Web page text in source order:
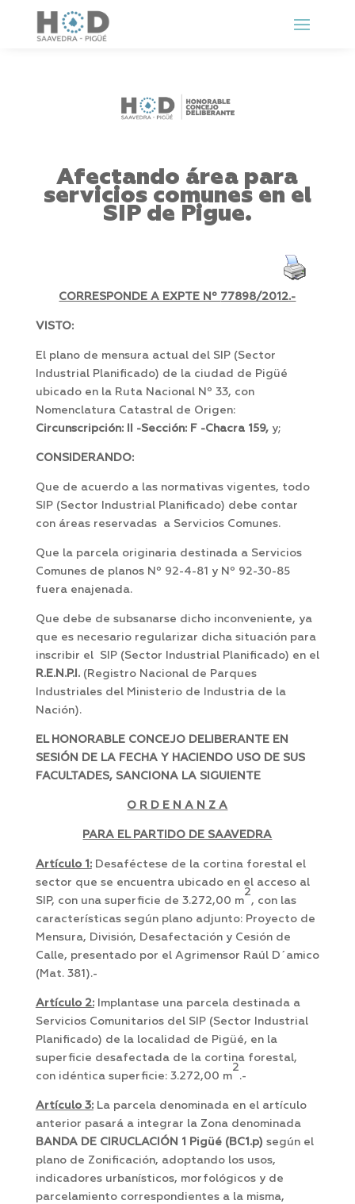
Afectando área para
servicios comunes en el
SIP de Pigue.
CORRESPONDE A EXPTE Nº 77898/2012.-
VISTO:
El plano de mensura actual del SIP (Sector
Industrial Planificado) de la ciudad de Pigüé
ubicado en la Ruta Nacional Nº 33, con
Nomenclatura Catastral de Origen:
Circunscripción: II -Sección: F -Chacra 159, y;
CONSIDERANDO:
Que de acuerdo a las normativas vigentes, todo
SIP (Sector Industrial Planificado) debe contar
con áreas reservadas a Servicios Comunes.
Que la parcela originaria destinada a Servicios
Comunes de planos Nº 92-4-81 y Nº 92-30-85
fuera enajenada.
Que debe de subsanarse dicho inconveniente, ya
que es necesario regularizar dicha situación para
inscribir el SIP (Sector Industrial Planificado) en el
R.E.N.P.I.(Registro Nacional de Parques
Industriales del Ministerio de Industria de la
Nación).
EL HONORABLE CONCEJO DELIBERANTE EN
SESIÓN DE LA FECHA Y HACIENDO USO DE SUS
FACULTADES, SANCIONA LA SIGUIENTE
O R D E N A N Z A
PARA EL PARTIDO DE SAAVEDRA
Artículo 1:Desaféctese de la cortina forestal el
sector que se encuentra ubicado en el acceso al
SIP, con una superficie de 3.272,00 m
2
, con las
características según plano adjunto: Proyecto de
Mensura, División, Desafectación y Cesión de
Calle, presentado por el Agrimensor Raúl D´amico
(Mat. 381).-
Artículo 2:Implantase una parcela destinada a
Servicios Comunitarios del SIP (Sector Industrial
Planificado) de la localidad de Pigüé, en la
superficie desafectada de la cortina forestal,
con idéntica superficie: 3.272,00 m
2
.-
Artículo 3:La parcela denominada en el artículo
anterior pasará a integrar la Zona denominada
BANDA DE CIRUCLACIÓN 1 Pigüé (BC1.p) según el
plano de Zonificación, adoptando los usos,
indicadores urbanísticos, morfológicos y de
parcelamiento correspondientes a la misma,